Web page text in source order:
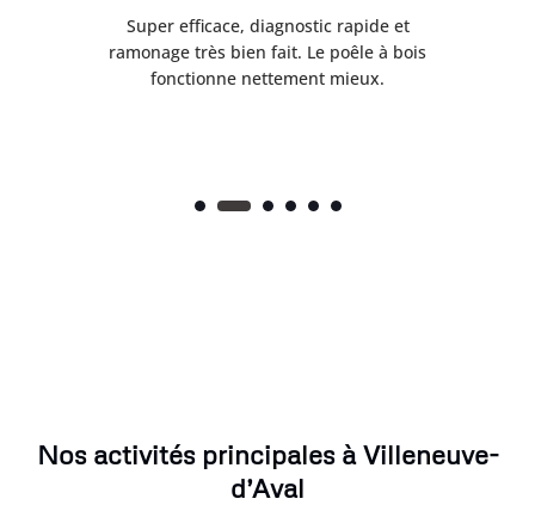
Super efficace, diagnostic rapide et
ramonage très bien fait. Le poêle à bois
fonctionne nettement mieux.
Nos activités principales à Villeneuve-
d’Aval